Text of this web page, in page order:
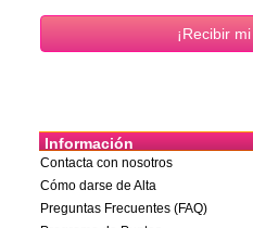
Información
Contacta con nosotros
Cómo darse de Alta
Preguntas Frecuentes (FAQ)